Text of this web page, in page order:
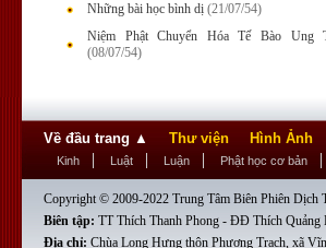
Những bài học bình dị (21/07/54)
Niệm Phật Chuyển Hóa Tế Bào Ung
(08/07/54)
Về đầu trang ▲ Thư viện Hình Ảnh
Kinh Luật Luận Phật học cơ bản
Copyright © 2009-2022 Trung Tâm Biên Phiên Dịch
Biên tập: TT Thích Thanh Phong - ĐĐ Thích
Địa chỉ: Chùa Long Hưng thôn Phương Trạch, xã